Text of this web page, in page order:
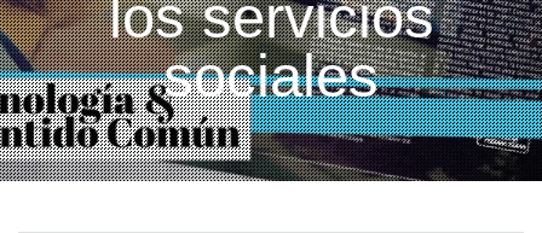
los servicios
sociales